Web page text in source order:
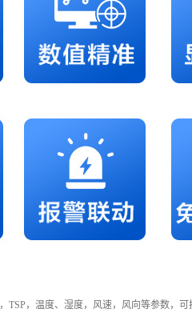
TSP，温度、湿度，风速，风向等参数，